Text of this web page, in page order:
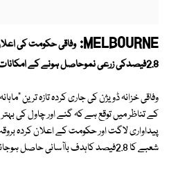
MELBOURNE: وفاقی حکومت کی
2.8فیصدکی زرعی نموحاصل ہونے کے امکانات پیدا ہوگئے ہیں۔
وفاقی خزانہ ڈویژن کی جاری کردہ تازہ ترین
کے تناظر میں توقع ہے کہ گنے اور چاول کی
پیداواری لاگت اور حکومت کے اعلان کردہ
شعبے کا 2.8فیصد کاہدف باآسانی حاصل ہوجائے گا۔